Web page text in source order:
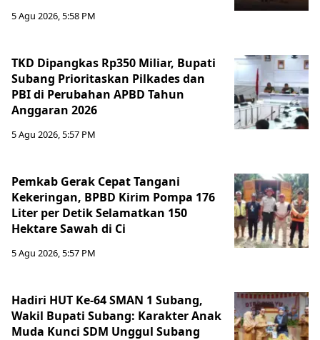
5 Agu 2026, 5:58 PM
TKD Dipangkas Rp350 Miliar, Bupati
Subang Prioritaskan Pilkades dan
PBI di Perubahan APBD Tahun
Anggaran 2026
5 Agu 2026, 5:57 PM
Pemkab Gerak Cepat Tangani
Kekeringan, BPBD Kirim Pompa 176
Liter per Detik Selamatkan 150
Hektare Sawah di Ci
5 Agu 2026, 5:57 PM
Hadiri HUT Ke-64 SMAN 1 Subang,
Wakil Bupati Subang: Karakter Anak
Muda Kunci SDM Unggul Subang